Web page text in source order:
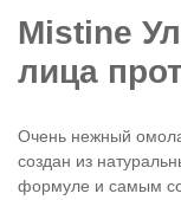
Mistine
лица
Очень нежный
создан из
формуле и самым